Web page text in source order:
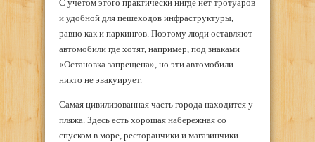
С учетом этого практически нигде нет тротуаров
и удобной для пешеходов инфраструктуры,
равно как и паркингов. Поэтому люди оставляют
автомобили где хотят, например, под знаками
«Остановка запрещена», но эти автомобили
никто не эвакуирует.
Самая цивилизованная часть города находится у
пляжа. Здесь есть хорошая набережная со
спуском в море, ресторанчики и магазинчики.